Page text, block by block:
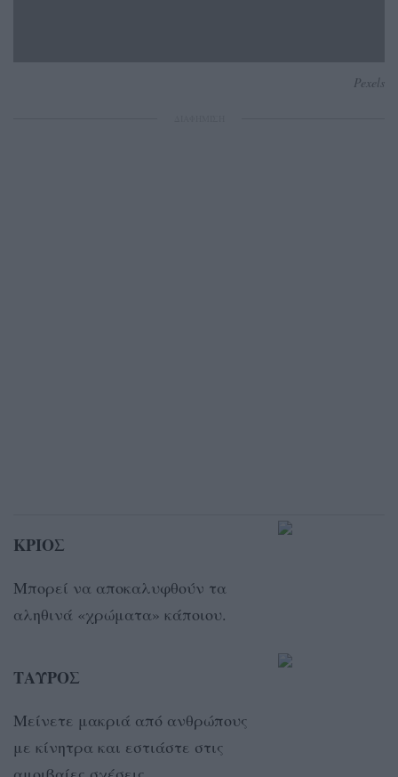
Pexels
ΚΡΙΟΣ
Μπορεί να αποκαλυφθούν τα
αληθινά «χρώματα» κάποιου.
ΤΑΥΡΟΣ
Μείνετε μακριά από ανθρώπους
με κίνητρα και εστιάστε στις